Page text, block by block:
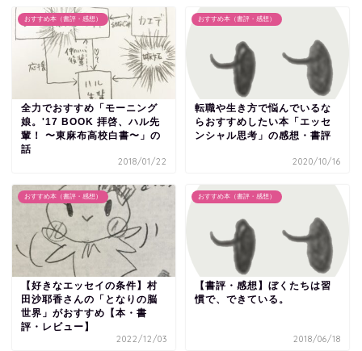
おすすめ本（書評・感想）
全力でおすすめ「モーニング
娘。'17 BOOK 拝啓、ハル先
輩！ 〜東麻布高校白書〜」の
話
2018/01/22
おすすめ本（書評・感想）
転職や生き方で悩んでいるな
らおすすめしたい本「エッセ
ンシャル思考」の感想・書評
2020/10/16
おすすめ本（書評・感想）
【好きなエッセイの条件】村
田沙耶香さんの「となりの脳
世界」がおすすめ【本・書
評・レビュー】
2022/12/03
おすすめ本（書評・感想）
【書評・感想】ぼくたちは習
慣で、できている。
2018/06/18